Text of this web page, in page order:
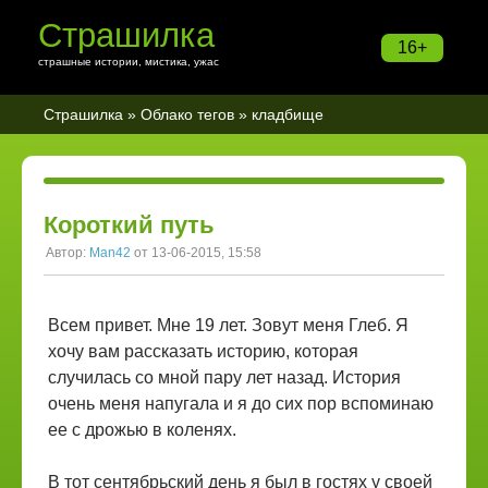
16+
Страшилка
страшные истории, мистика, ужас
Страшилка » Облако тегов » кладбище
Короткий путь
Автор: Man42 от 13-06-2015, 15:58
Всем привет. Мне 19 лет. Зовут меня Глеб. Я
хочу вам рассказать историю, которая
случилась со мной пару лет назад. История
очень меня напугала и я до сих пор вспоминаю
ее с дрожью в коленях.
В тот сентябрьский день я был в гостях у своей